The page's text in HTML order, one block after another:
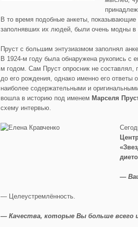
В то время подобные анкеты,
заполнявших их людей, были очень модны в
Пруст с большим энтузиазмом заполнял
В 1924-м году была обнаружена рукопись с
м годом. Сам Пруст опросник не
до его рождения, однако именно его ответы
наиболее содержательными и
вошла в историю под именем Марселя
схему интервью.
—
— Целеустремлённость.
— Качества, которые Вы больше всего